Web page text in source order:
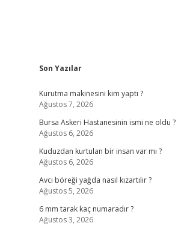
Sidebar
Son Yazılar
Kurutma makinesini kim yaptı ?
Ağustos 7, 2026
Bursa Askeri Hastanesinin ismi ne oldu ?
Ağustos 6, 2026
Kuduzdan kurtulan bir insan var mı ?
Ağustos 6, 2026
Avcı böreği yağda nasıl kızartılır ?
Ağustos 5, 2026
6 mm tarak kaç numaradır ?
Ağustos 3, 2026